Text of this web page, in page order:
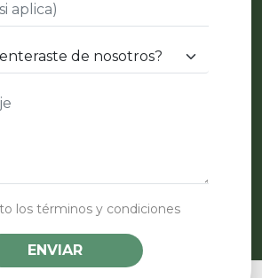
los términos y condiciones
ENVIAR